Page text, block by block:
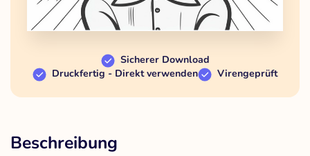
Sicherer Download
Druckfertig - Direkt verwenden
Virengeprüft
Beschreibung